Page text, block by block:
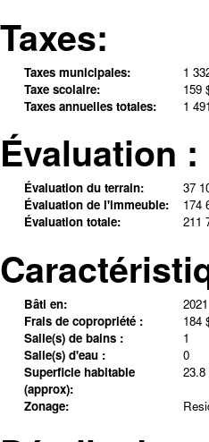
Taxes:
Taxes municipales:
1
Taxe scolaire:
159
Taxes annuelles totales:
1
Évaluation :
Évaluation du terrain:
37
Évaluation de l'immeuble:
174
Évaluation totale:
211
Bâti en:
2021
Frais de copropriété :
184
Salle(s) de bains :
1
Salle(s) d'eau :
0
Superficie habitable
(approx):
23.8
Zonage: